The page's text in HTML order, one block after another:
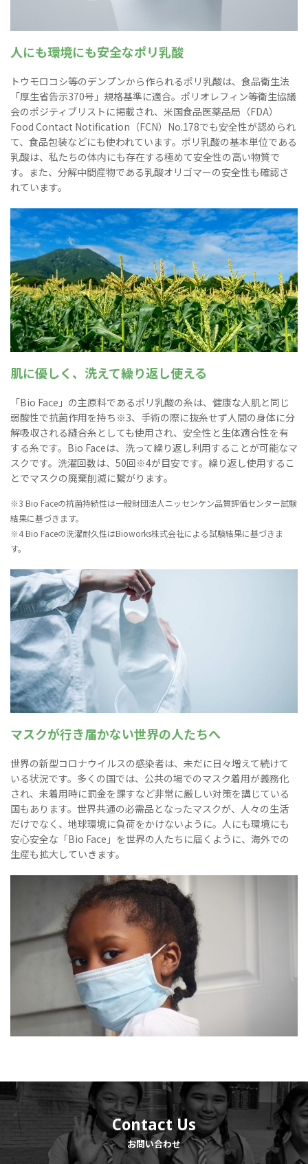
人にも環境にも安全なポリ乳酸
トウモロコシ等のデンプンから作られるポリ乳酸は、食品衛生法
「厚生省告示370号」規格基準に適合。ポリオレフィン等衛生協議
会のポジティブリストに掲載され、米国食品医薬品局（FDA）
Food Contact Notification（FCN）No.178でも安全性が認められ
て、食品包装などにも使われています。ポリ乳酸の基本単位である
乳酸は、私たちの体内にも存在する極めて安全性の高い物質で
す。また、分解中間産物である乳酸オリゴマーの安全性も確認さ
れています。
肌に優しく、洗えて繰り返し使える
「Bio Face」の主原料であるポリ乳酸の糸は、健康な人肌と同じ
弱酸性で抗菌作用を持ち※3、手術の際に抜糸せず人間の身体に分
解吸収される縫合糸としても使用され、安全性と生体適合性を有
する糸です。Bio Faceは、洗って繰り返し利用することが可能なマ
スクです。洗濯回数は、50回※4が目安です。繰り返し使用するこ
とでマスクの廃棄削減に繋がります。
※3 Bio Faceの抗菌持続性は一般財団法人ニッセンケン品質評価センター試験
結果に基づきます。
※4 Bio Faceの洗濯耐久性はBioworks株式会社による試験結果に基づきま
す。
マスクが行き届かない世界の人たちへ
世界の新型コロナウイルスの感染者は、未だに日々増えて続けて
いる状況です。多くの国では、公共の場でのマスク着用が義務化
され、未着用時に罰金を課すなど非常に厳しい対策を講じている
国もあります。世界共通の必需品となったマスクが、人々の生活
だけでなく、地球環境に負荷をかけないように。人にも環境にも
安心安全な「Bio Face」を世界の人たちに届くように、海外での
生産も拡大していきます。
Contact Us
お問い合わせ